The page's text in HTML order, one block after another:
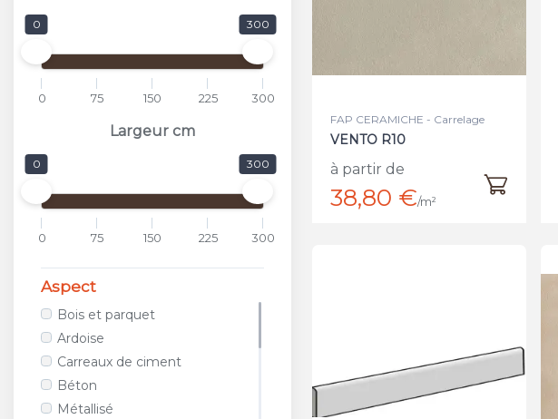
AREA CERAMICHE
AREZIA
ARGENTA
ARIOSTEA
ARPA
ARTISTICA DUE
ASCOT
ASTOR
ATLAS CONCORDE
AVA CERAMICA
AZTECA CERAMICA
AZULEJOS BENADRESA
AZULEV
AZUVI
0 300
0 75 150 225 300
Largeur cm
0 300
0 75 150 225 300
Aspect
Bois et parquet
Ardoise
Carreaux de ciment
Béton
Métallisé
FAP CERAMICHE - Carrelage
VENTO R10
à partir de
38,80 €/m²